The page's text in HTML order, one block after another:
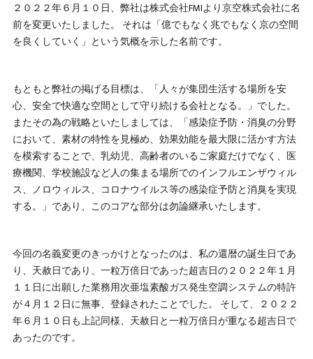
２０２２年６月１０日、弊社は株式会社FMIより京空株式会社に名
前を変更いたしました。 それは「億でもなく兆でもなく京の空間
を良くしていく」という気概を示した名前です。
もともと弊社の掲げる目標は、「人々が集団生活する場所を安
心、安全で快適な空間として守り続ける会社となる。」でした。
またその為の戦略といたしましては、「感染症予防・消臭の分野
において、素材の特性を見極め、効果効能を最大限に活かす方法
を模索することで、乳幼児、高齢者のいるご家庭だけでなく、医
療機関、学校施設など人の集まる場所でのインフルエンザウィル
ス、ノロウィルス、コロナウイルス等の感染症予防と消臭を実現
する。」であり、このコアな部分は勿論継承いたします。
今回の名義変更のきっかけとなったのは、私の還暦の誕生日であ
り、天赦日であり、一粒万倍日であった超吉日の２０２２年１月
１１日に出願した業務用次亜塩素酸ガス発生空調システムの特許
が４月１２日に無事、登録されたことでした。 そして、２０２２
年６月１０日も上記同様、天赦日と一粒万倍日が重なる超吉日で
あったのです。